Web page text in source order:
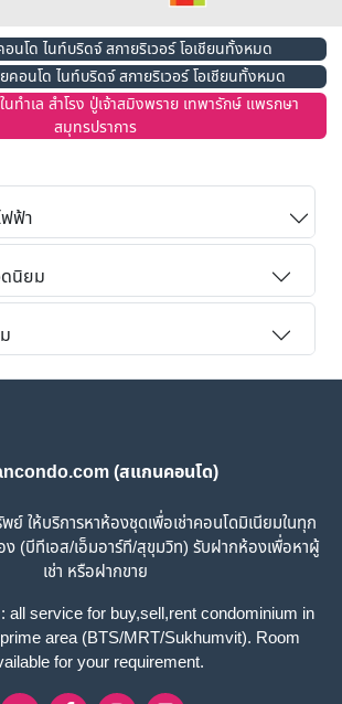
อนโด ไนท์บริดจ์ สกายริเวอร์ โอเชียนทั้งหมด
คอนโด ไนท์บริดจ์ สกายริเวอร์ โอเชียนทั้งหมด
ทำเล สำโรง ปู่เจ้าสมิงพราย เทพารักษ์ แพรกษา
สมุทรปราการ
ฟ้า
ดนิยม
(สแกนคอนโด)
ให้บริการหาห้องชุดเพื่อเช่าคอนโดมิเนียมในทุก
ง (บีทีเอส/เอ็มอาร์ที/สุขุมวิท) รับฝากห้องเพื่อหาผู้
เช่า หรือฝากขาย
all service for buy,sell,rent condominium in
area (BTS/MRT/Sukhumvit). Room
for your requirement.